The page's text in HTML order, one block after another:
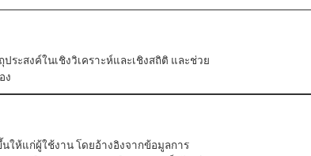
Rewards points
be converted to 1 mile.
ระสงค์ในเชิงวิเคราะห์และเชิงสถิติ และช่วย
ง
ให้แก่ผู้ใช้งาน โดยอ้างอิงจากข้อมูลการ